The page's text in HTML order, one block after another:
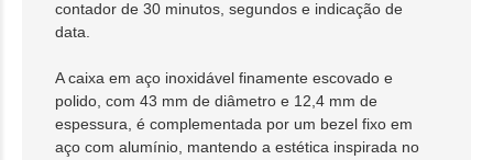
contador de 30 minutos, segundos e indicação de
data.
A caixa em aço inoxidável finamente escovado e
polido, com 43 mm de diâmetro e 12,4 mm de
espessura, é complementada por um bezel fixo em
aço com alumínio, mantendo a estética inspirada no